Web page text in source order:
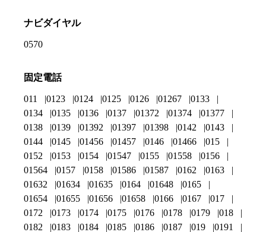
ナビダイヤル
0570
固定電話
011 0123 0124 0125 0126 01267
0133
0134
0135 0136 0137 01372 01374
01377
0138
0139 01392 01397 01398 0142
0143
0144
0145 01456 01457 0146 01466
015
0152
0153 0154 01547 0155 01558
0156
01564
0157 0158 01586 01587 0162
0163
01632
01634 01635 0164 01648
0165
01654
01655 01656 01658 0166 0167
017
0172
0173 0174 0175 0176 0178 0179
018
0182
0183 0184 0185 0186 0187 019 0191